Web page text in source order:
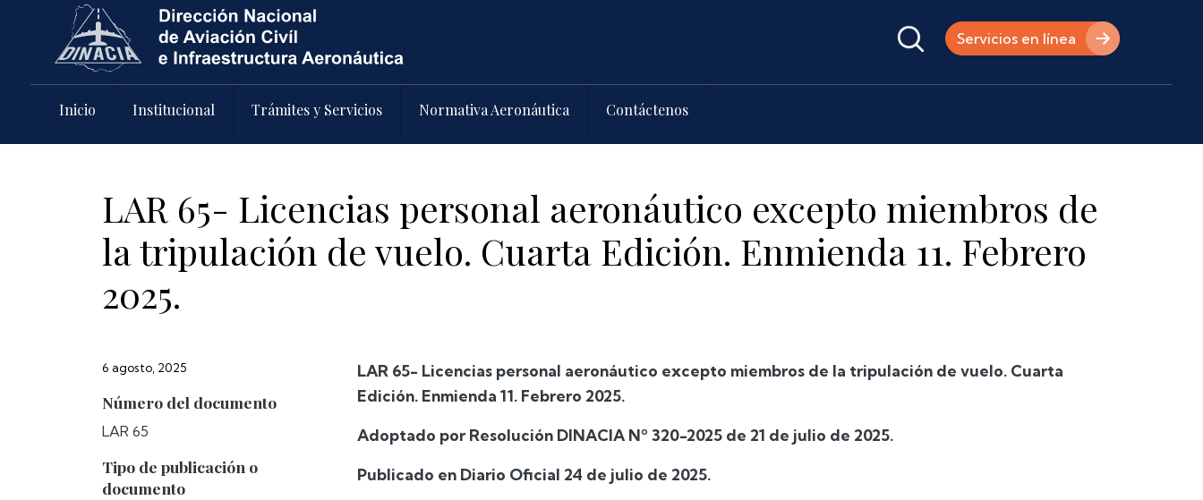
Pasar al contenido principal
Servicios en línea
Inicio Institucional Trámites y Servicios Normativa Aeronáutica Contáctenos
LAR 65- Licencias personal aeronáutico excepto miembros de
la tripulación de vuelo. Cuarta Edición. Enmienda 11. Febrero
2025.
6 agosto, 2025
Número del documento
LAR 65
Tipo de publicación o
documento
LAR 65- Licencias personal aeronáutico excepto miembros de la tripulación de vuelo. Cuarta
Edición. Enmienda 11. Febrero 2025.
Adoptado por Resolución DINACIA Nº 320-2025 de 21 de julio de 2025.
Publicado en Diario Oficial 24 de julio de 2025.